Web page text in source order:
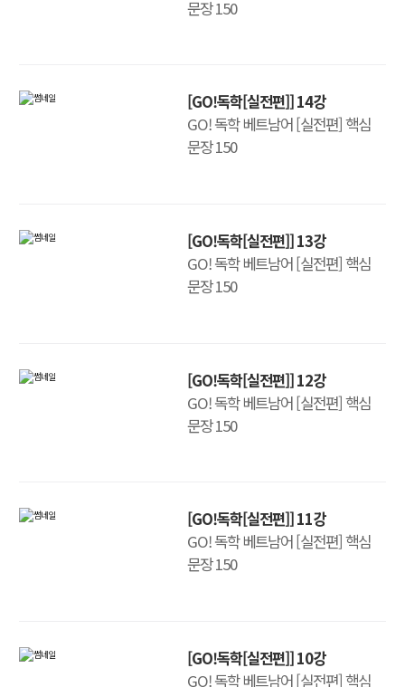
문장 150
[GO!독학[실전편]] 14강
GO! 독학 베트남어 [실전편] 핵심
문장 150
[GO!독학[실전편]] 13강
GO! 독학 베트남어 [실전편] 핵심
문장 150
[GO!독학[실전편]] 12강
GO! 독학 베트남어 [실전편] 핵심
문장 150
[GO!독학[실전편]] 11강
GO! 독학 베트남어 [실전편] 핵심
문장 150
[GO!독학[실전편]] 10강
GO! 독학 베트남어 [실전편] 핵심